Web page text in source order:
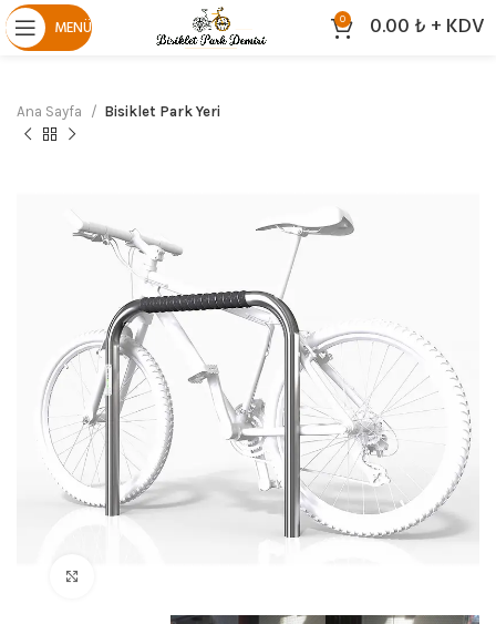
MENÜ 0 0.00 ₺ + KDV
Ana Sayfa Bisiklet Park Yeri